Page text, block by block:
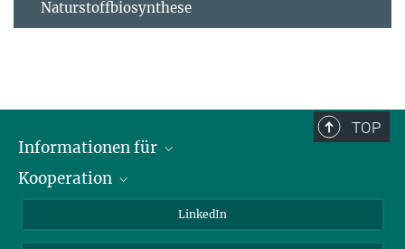
Naturstoffbiosynthese
TOP
Informationen für
Journalisten
Kooperation
LinkedIn